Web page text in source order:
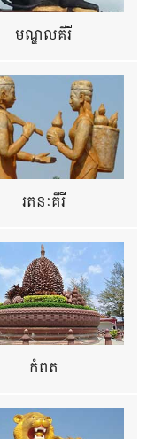
មណ្ឌលគីរី
រតនៈគីរី
កំពត